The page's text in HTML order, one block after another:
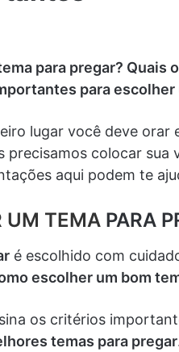
para pregar? Quais
para escolher
lugar você deve orar
precisamos colocar sua
aqui podem te
UM TEMA PARA
é escolhido com
escolher um bom
os critérios
temas para pregar